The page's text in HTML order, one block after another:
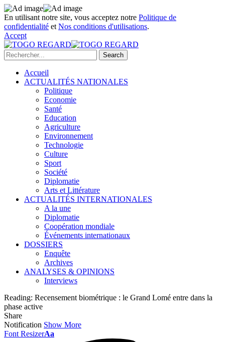
En utilisant notre site, vous acceptez notre Politique de
confidentialité et Nos conditions d'utilisations.
Accept
Accueil
ACTUALITÉS NATIONALES
Politique
Economie
Santé
Education
Agriculture
Environnement
Technologie
Culture
Sport
Société
Diplomatie
Arts et Littérature
ACTUALITÉS INTERNATIONALES
A la une
Diplomatie
Coopération mondiale
Événements internationaux
DOSSIERS
Enquête
Archives
ANALYSES & OPINIONS
Interviews
Reading: Recensement biométrique : le Grand Lomé entre dans la
phase active
Share
Notification Show More
Font ResizerAa